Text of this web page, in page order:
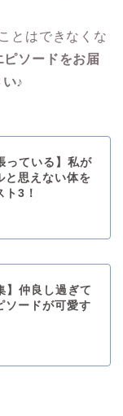
とはできなくな
ソードをお届
♪
っている】私が
と思えない体を
ト3！
】仲良し過ぎて
ソードが可愛す